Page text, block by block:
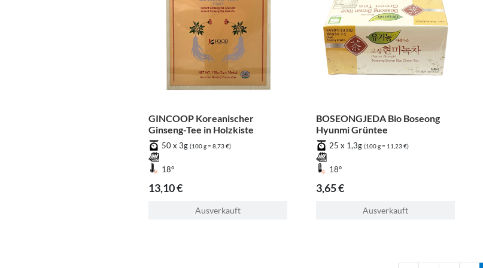
GINCOOP Koreanischer
Ginseng-Tee in Holzkiste
50 x 3g (100 g = 8,73 €)
18°
13,10 €
Ausverkauft
BOSEONGJEDA Bio Boseong
Hyunmi Grüntee
25 x 1,3g (100 g = 11,23 €)
18°
3,65 €
Ausverkauft